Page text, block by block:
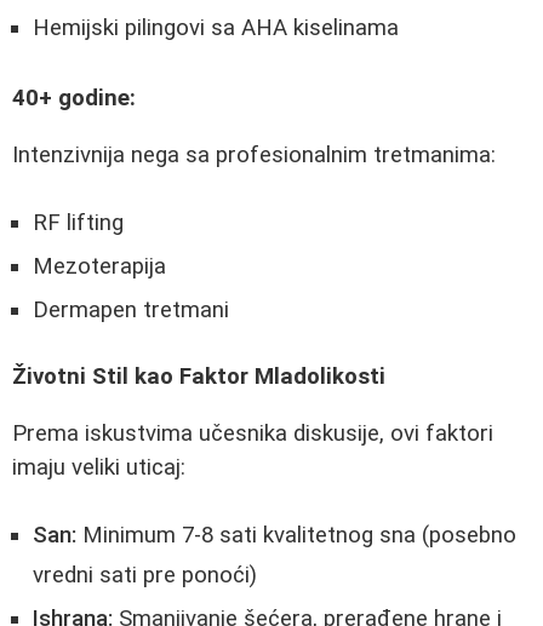
Hemijski pilingovi sa AHA kiselinama
40+ godine:
Intenzivnija nega sa profesionalnim tretmanima:
RF lifting
Mezoterapija
Dermapen tretmani
Životni Stil kao Faktor Mladolikosti
Prema iskustvima učesnika diskusije, ovi faktori
imaju veliki uticaj:
San: Minimum 7-8 sati kvalitetnog sna (posebno
vredni sati pre ponoći)
Ishrana: Smanjivanje šećera, prerađene hrane i